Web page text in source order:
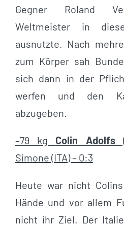
Gegner Roland
Weltmeister in
ausnutzte. Nach
zum Körper sah
sich dann in der
werfen und den
abzugeben.
–79 kg Colin Adolfs
Simone (ITA) – 0:3
Heute war nicht
Hände und vor allem
nicht ihr Ziel. Der